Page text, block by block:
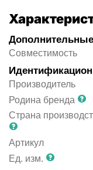
Дополнительные
Совместимость
Производитель
Родина бренда
Страна
Артикул
Ед. изм.